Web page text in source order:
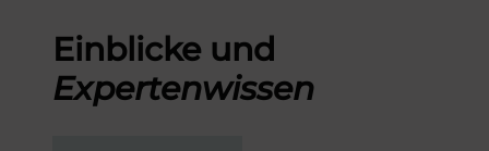
Einblicke und
Expertenwissen